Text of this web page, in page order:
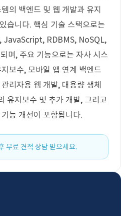
의 백엔드 및 웹 개발과 유지
습니다. 핵심 기술 스택으로는
RDBMS, NoSQL,
며, 주요 기능으로는 자사 시스
보수, 모바일 앱 연계 백엔드
리자용 웹 개발, 대용량 생체
유지보수 및 추가 개발, 그리고
능 개선이 포함됩니다.
무료 견적 상담 받으세요.